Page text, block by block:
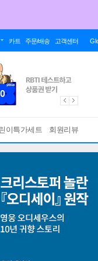
카트 주문/배송 고객센터
이특가세트 회원리뷰